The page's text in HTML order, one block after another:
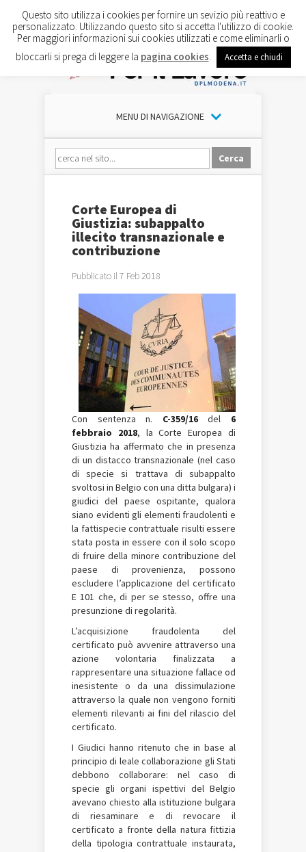
MENU DI NAVIGAZIONE
Corte Europea di
Giustizia: subappalto
illecito transnazionale e
contribuzione
Pubblicato il 7 Feb 2018
Con sentenza n. C-359/16del 6
febbraio 2018, la Corte Europea di
Giustizia ha affermato che in presenza
di un distacco transnazionale (nel caso
di specie si trattava di subappalto
svoltosi in Belgio con una ditta bulgara) i
giudici del paese ospitante, qualora
siano evidenti gli elementi fraudolenti e
la fattispecie contrattuale risulti essere
stata posta in essere con il solo scopo
di fruire della minore contribuzione del
paese di provenienza, possono
escludere l’applicazione del certificato
E 101 che, di per se stesso, offre una
presunzione di regolarità.
L’acquisizione fraudolenta del
certificato può avvenire attraverso una
azione volontaria finalizzata a
rappresentare una situazione fallace od
inesistente o da una dissimulazione
attraverso la quale non vengono forniti
elementi rilevanti ai fini del rilascio del
certificato.
I Giudici hanno ritenuto che in base al
principio di leale collaborazione gli Stati
debbono collaborare: nel caso di
specie gli organi ispettivi del Belgio
avevano chiesto alla istituzione bulgara
di riesaminare e di revocare il
certificato a fronte della natura fittizia
della tipologia contrattuale instaurata,
Questo sito utilizza i cookies per fornire un sevizio più reattivo e
personalizzato. Utilizzando questo sito si accetta l'utilizzo di cookie.
Per maggiori informazioni sui cookies utilizzati e come eliminarli o
bloccarli si prega di leggere la pagina cookies Accetta e chiudi